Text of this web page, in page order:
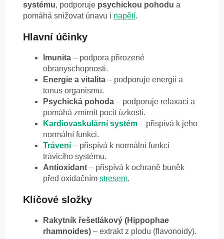
systému, podporuje psychickou pohodu a
pomáhá snižovat únavu i napětí.
Hlavní účinky
Imunita – podpora přirozené
obranyschopnosti.
Energie a vitalita – podporuje energii a
tonus organismu.
Psychická pohoda – podporuje relaxaci a
pomáhá zmírnit pocit úzkosti.
Kardiovaskulární systém – přispívá k jeho
normální funkci.
Trávení – přispívá k normální funkci
trávicího systému.
Antioxidant – přispívá k ochraně buněk
před oxidačním stresem.
Klíčové složky
Rakytník řešetlákový (Hippophae
rhamnoides) – extrakt z plodu (flavonoidy).